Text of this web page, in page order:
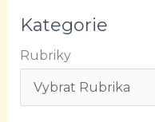
Kategorie
Rubriky